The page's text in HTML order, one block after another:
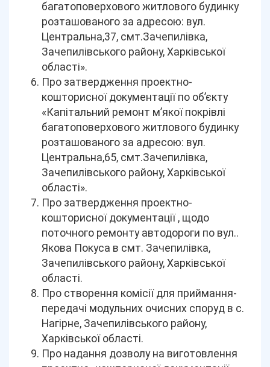
багатоповерхового житлового будинку
розташованого за адресою: вул.
Центральна,37, смт.Зачепилівка,
Зачепилівського району, Харківської
області».
Про затвердження проектно-
кошторисної документації по об’єкту
«Капітальний ремонт м’якої покрівлі
багатоповерхового житлового будинку
розташованого за адресою: вул.
Центральна,65, смт.Зачепилівка,
Зачепилівського району, Харківської
області».
Про затвердження проектно-
кошторисної документації , щодо
поточного ремонту автодороги по вул..
Якова Покуса в смт. Зачепилівка,
Зачепилівського району, Харківської
області.
Про створення комісії для приймання-
передачі модульних очисних споруд в с.
Нагірне, Зачепилівського району,
Харківської області.
Про надання дозволу на виготовлення